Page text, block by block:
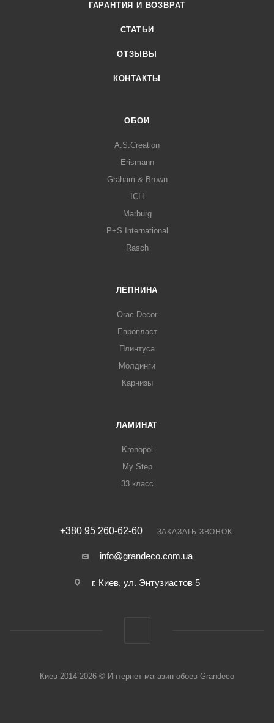
ГАРАНТИЯ И ВОЗВРАТ
СТАТЬИ
ОТЗЫВЫ
КОНТАКТЫ
ОБОИ
A.S.Creation
Erismann
Graham & Brown
ICH
Marburg
P+S International
Rasch
ЛЕПНИНА
Orac Decor
Европласт
Плинтуса
Молдинги
Карнизы
ЛАМИНАТ
Kronopol
My Step
33 класс
+380 95 260-62-60 ЗАКАЗАТЬ ЗВОНОК
info@grandeco.com.ua
г. Киев, ул. Энтузиастов 5
Киев 2014-2026 © Интернет-магазин обоев Grandeco